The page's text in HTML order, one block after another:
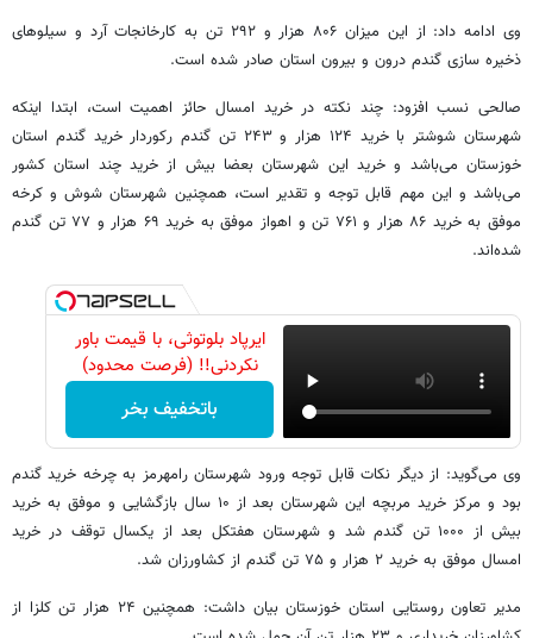
وی ادامه داد: از این میزان ۸۰۶ هزار و ۲۹۲ تن به کارخانجات آرد و سیلوهای
ذخیره سازی گندم درون و بیرون استان صادر شده است.
صالحی نسب افزود: چند نکته در خرید امسال حائز اهمیت است، ابتدا اینکه
شهرستان شوشتر با خرید ۱۲۴ هزار و ۲۴۳ تن گندم رکوردار خرید گندم استان
خوزستان می‌باشد و خرید این شهرستان بعضا بیش از خرید چند استان کشور
می‌باشد و این مهم قابل توجه و تقدیر است، همچنین شهرستان شوش و کرخه
موفق به خرید ۸۶ هزار و ۷۶۱ تن و اهواز موفق به خرید ۶۹ هزار و ۷۷ تن گندم
شده‌اند.
ایرپاد بلوتوثی، با قیمت باور
نکردنی!! (فرصت محدود)
باتخفیف بخر
وی می‌گوید: از دیگر نکات قابل توجه ورود شهرستان رامهرمز به چرخه خرید گندم
بود و مرکز خرید مربچه این شهرستان بعد از ۱۰ سال بازگشایی و موفق به خرید
بیش از ۱۰۰۰ تن گندم شد و شهرستان هفتکل بعد از یکسال توقف در خرید
امسال موفق به خرید ۲ هزار و ۷۵ تن گندم از کشاورزان شد.
مدیر تعاون روستایی استان خوزستان بیان داشت: همچنین ۲۴ هزار تن کلزا از